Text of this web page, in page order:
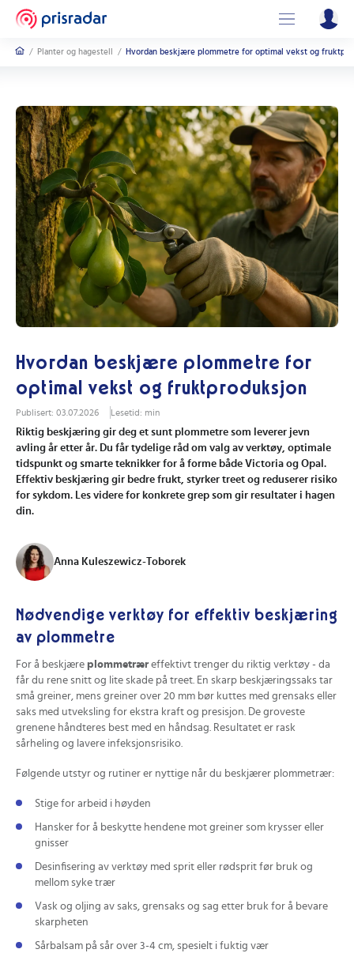
/ Planter og hagestell / Hvordan beskjære plommetre for optimal vekst og
Hvordan beskjære plommetre for
optimal vekst og fruktproduksjon
Publisert: 03.07.2026 Lesetid: min
Riktig beskjæring gir deg et sunt plommetre som leverer jevn
avling år etter år. Du får tydelige råd om valg av verktøy, optimale
tidspunkt og smarte teknikker for å forme både Victoria og Opal.
Effektiv beskjæring gir bedre frukt, styrker treet og reduserer risiko
for sykdom. Les videre for konkrete grep som gir resultater i hagen
din.
Anna Kuleszewicz-Toborek
Nødvendige verktøy for effektiv beskjæring
av plommetre
For å beskjære plommetrær effektivt trenger du riktig verktøy - da
får du rene snitt og lite skade på treet. En skarp beskjæringssaks tar
små greiner, mens greiner over 20 mm bør kuttes med grensaks eller
saks med utveksling for ekstra kraft og presisjon. De groveste
grenene håndteres best med en håndsag. Resultatet er rask
sårheling og lavere infeksjonsrisiko.
Følgende utstyr og rutiner er nyttige når du beskjærer plommetrær:
Stige for arbeid i høyden
Hansker for å beskytte hendene mot greiner som krysser eller
gnisser
Desinfisering av verktøy med sprit eller rødsprit før bruk og
mellom syke trær
Vask og oljing av saks, grensaks og sag etter bruk for å bevare
skarpheten
Sårbalsam på sår over 3-4 cm, spesielt i fuktig vær